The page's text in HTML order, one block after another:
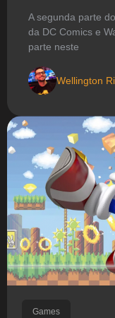
A segunda parte
da DC Comics e
parte neste
Wellington
Games